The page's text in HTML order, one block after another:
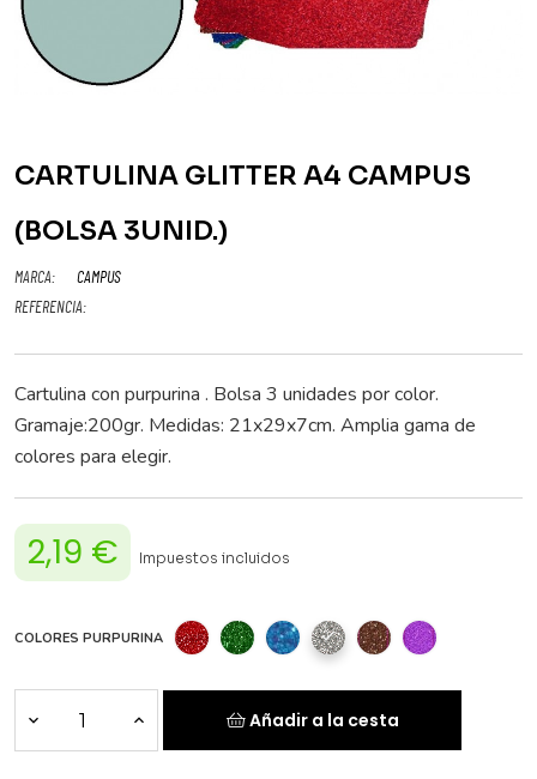
CARTULINA GLITTER A4 CAMPUS
(BOLSA 3UNID.)
MARCA:
CAMPUS
REFERENCIA:
Cartulina con purpurina . Bolsa 3 unidades por color.
Gramaje:200gr. Medidas: 21x29x7cm. Amplia gama de
colores para elegir.
2,19 € Impuestos incluidos
COLORES PURPURINA
Añadir a la cesta